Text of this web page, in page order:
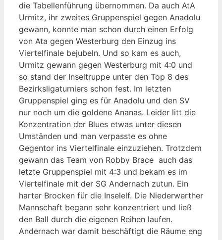
die Tabellenführung übernommen. Da auch AtA
Urmitz, ihr zweites Gruppenspiel gegen Anadolu
gewann, konnte man schon durch einen Erfolg
von Ata gegen Westerburg den Einzug ins
Viertelfinale bejubeln. Und so kam es auch,
Urmitz gewann gegen Westerburg mit 4:0 und
so stand der Inseltruppe unter den Top 8 des
Bezirksligaturniers schon fest. Im letzten
Gruppenspiel ging es für Anadolu und den SV
nur noch um die goldene Ananas. Leider litt die
Konzentration der Blues etwas unter diesen
Umständen und man verpasste es ohne
Gegentor ins Viertelfinale einzuziehen. Trotzdem
gewann das Team von Robby Brace auch das
letzte Gruppenspiel mit 4:3 und bekam es im
Viertelfinale mit der SG Andernach zutun. Ein
harter Brocken für die Inselelf. Die Niederwerther
Mannschaft begann sehr konzentriert und ließ
den Ball durch die eigenen Reihen laufen.
Andernach war damit beschäftigt die Räume eng